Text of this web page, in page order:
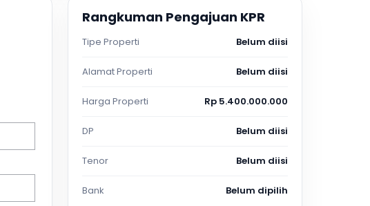
Rangkuman Pengajuan KPR
Tipe Properti Belum diisi
Alamat Properti Belum diisi
Harga Properti Rp 5.400.000.000
DP Belum diisi
Tenor Belum diisi
Bank Belum dipilih